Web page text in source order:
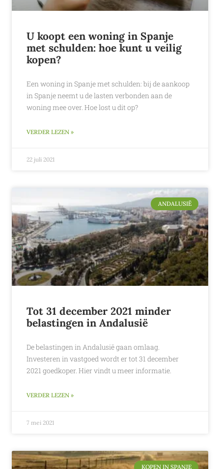
U koopt een woning in Spanje
met schulden: hoe kunt u veilig
kopen?
Een woning in Spanje met schulden: bij de aankoop
in Spanje neemt u de lasten verbonden aan de
woning mee over. Hoe lost u dit op?
VERDER LEZEN »
22 juli 2021
ANDALUSIË
Tot 31 december 2021 minder
belastingen in Andalusië
De belastingen in Andalusië gaan omlaag.
Investeren in vastgoed wordt er tot 31 december
2021 goedkoper. Hier vindt u meer informatie.
VERDER LEZEN »
7 mei 2021
KOPEN IN SPANJE